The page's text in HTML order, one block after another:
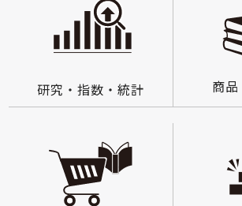
研究・指数・統計 商